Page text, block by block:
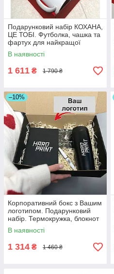
Подарунковий набір КОХАНА,
ЦЕ ТОБІ. Футболка, чашка та
фартух для найкращої
дружини та мами.
В наявності
1 611 ₴ 1 790 ₴
–10%
Корпоративний бокс з Вашим
логотипом. Подарунковий
набір. Термокружка, блокнот
та ручка.
В наявності
1 314 ₴ 1 460 ₴